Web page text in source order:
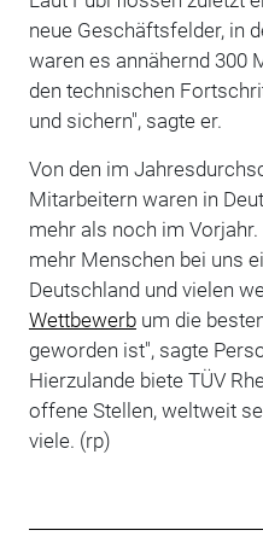
neue Geschäftsfelder, in
waren es annähernd 300
den technischen
und sichern", sagte er.
Von den im
Mitarbeitern waren in
mehr als noch im
mehr Menschen bei uns
Deutschland und vielen
Wettbewerbum die
geworden ist", sagte
Hierzulande biete TÜV
offene Stellen, weltweit
viele. (rp)